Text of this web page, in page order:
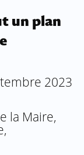
un plan
2023
la Maire,